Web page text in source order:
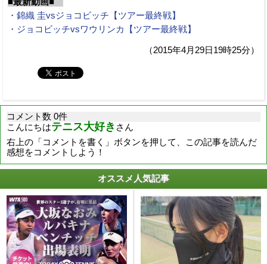
・錦織 圭vsジョコビッチ【ツアー最終戦】
・ジョコビッチvsワウリンカ【ツアー最終戦】
（2015年4月29日19時25分）
コメント数 0件
こんにちはテニス大好き さん
右上の「コメントを書く」ボタンを押して、この記事を読んだ
感想をコメントしよう！
オススメ人気記事